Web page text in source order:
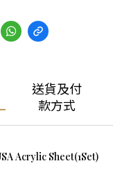
送貨及付
款方式
Acrylic Sheet(1Set)